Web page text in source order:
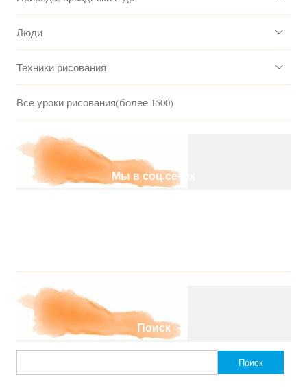
Люди
Техники рисования
Все уроки рисования(более 1500)
Мы в соц.сетях
Поиск